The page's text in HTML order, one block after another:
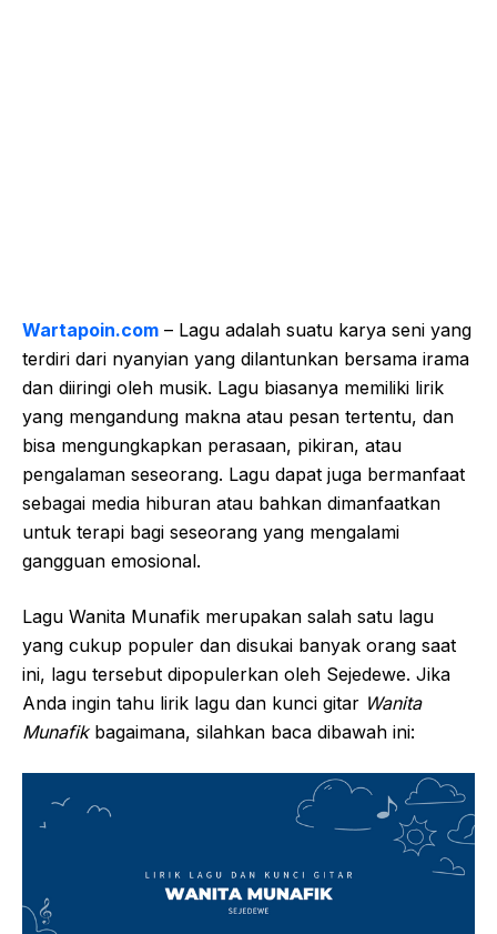
Wartapoin.com – Lagu adalah suatu karya seni yang
terdiri dari nyanyian yang dilantunkan bersama irama
dan diiringi oleh musik. Lagu biasanya memiliki lirik
yang mengandung makna atau pesan tertentu, dan
bisa mengungkapkan perasaan, pikiran, atau
pengalaman seseorang. Lagu dapat juga bermanfaat
sebagai media hiburan atau bahkan dimanfaatkan
untuk terapi bagi seseorang yang mengalami
gangguan emosional.
Lagu Wanita Munafik merupakan salah satu lagu
yang cukup populer dan disukai banyak orang saat
ini, lagu tersebut dipopulerkan oleh Sejedewe. Jika
Anda ingin tahu lirik lagu dan kunci gitar Wanita
Munafikbagaimana, silahkan baca dibawah ini: